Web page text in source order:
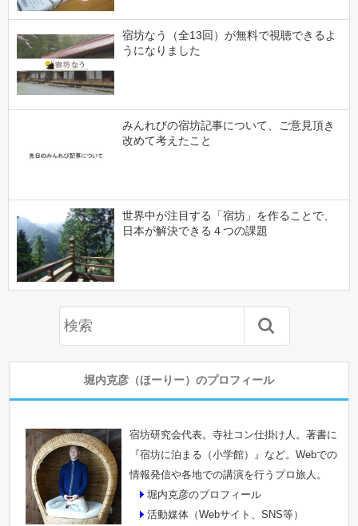
宿坊なう（全13回）が無料で視聴できるよ
うになりました
みんれびの宿坊記事について、ご意見頂き
改めて考えたこと
世界中が注目する「宿坊」を作ることで、
日本が解決できる４つの課題
堀内克彦（ほーりー）のプロフィール
宿坊研究会代表。寺社コン仕掛け人。著書に
『宿坊に泊まる（小学館）』など。Webでの
情報発信や各地での講演を行うプロ旅人。
堀内克彦のプロフィール
活動媒体（Webサイト、SNS等）